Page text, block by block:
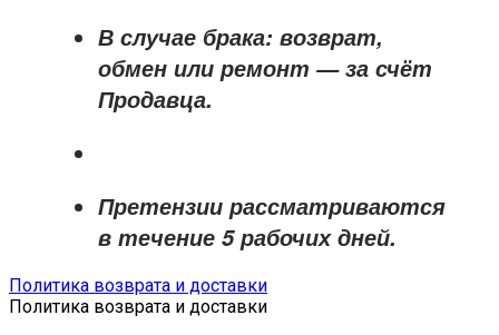
В случае брака: возврат,
обмен или ремонт —за счёт
Продавца.
Претензии рассматриваются
в течение 5 рабочих дней.
Политика возврата и доставки
Политика возврата и доставки